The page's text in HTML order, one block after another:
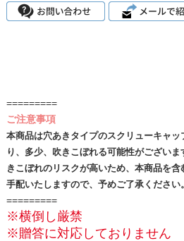
=========
ご注意事項
本商品は穴あきタイプのスクリューキャ
り、多少、吹きこぼれる可能性がござい
きこぼれのリスクが高いため、本商品を
手配いたしますので、予めご了承ください。
=========
※横倒し厳禁
※贈答に対応しておりません